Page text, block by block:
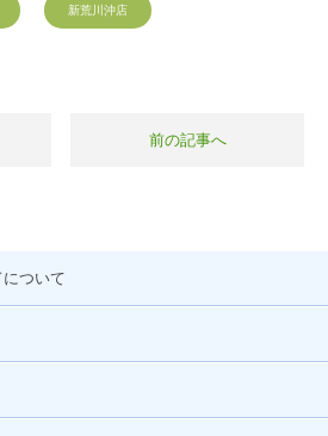
新荒川沖店
前の記事へ
ついて